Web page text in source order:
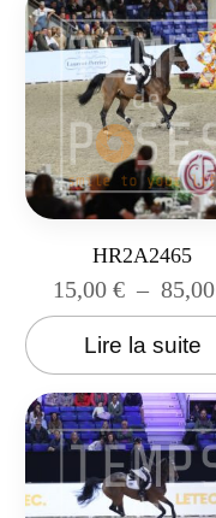
HR2A2465
15,00 € – 85,00
Lire la suite